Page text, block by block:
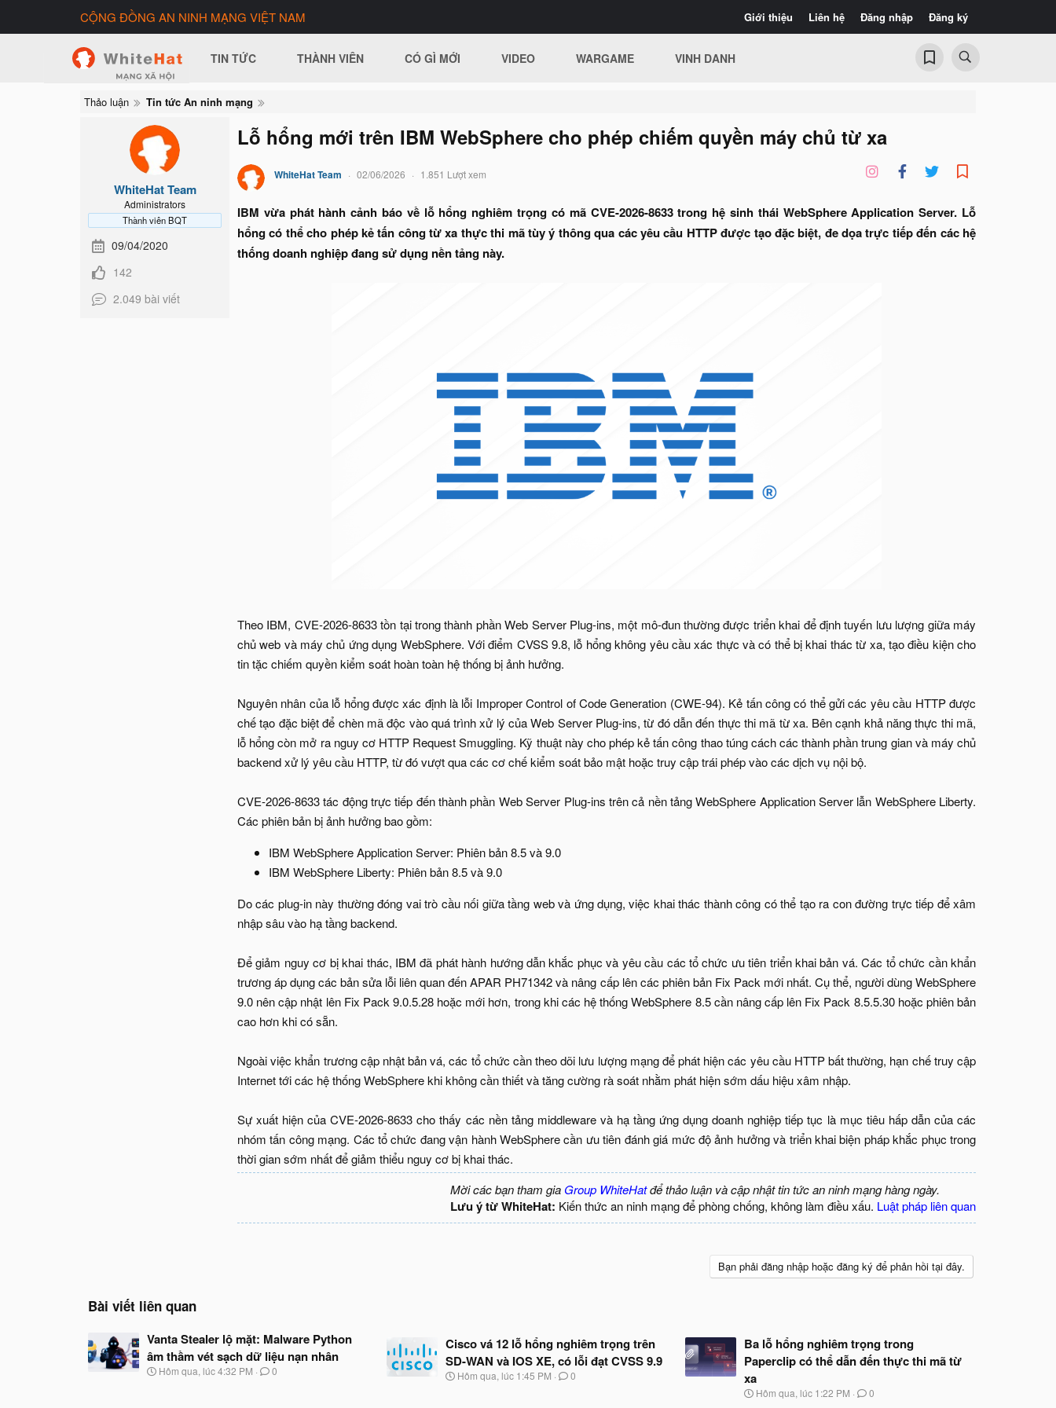
Giới thiệu Liên hệ Đăng nhập Đăng ký
CỘNG ĐỒNG AN NINH MẠNG VIỆT NAM
TIN TỨC THÀNH VIÊN CÓ GÌ MỚI VIDEO WARGAME VINH DANH
Thảo luận Tin tức An ninh mạng
WhiteHat Team
Administrators
Thành viên BQT
09/04/2020
142
2.049 bài viết
Lỗ hổng mới trên IBM WebSphere cho phép chiếm quyền máy chủ từ xa
WhiteHat Team 02/06/2026 1.851 Lượt xem
IBM vừa phát hành cảnh báo về lỗ hổng nghiêm trọng có mã CVE-2026-8633 trong hệ sinh thái WebSphere Application Server. Lỗ
hổng có thể cho phép kẻ tấn công từ xa thực thi mã tùy ý thông qua các yêu cầu HTTP được tạo đặc biệt, đe dọa trực tiếp đến các hệ
thống doanh nghiệp đang sử dụng nền tảng này.
Theo IBM, CVE-2026-8633 tồn tại trong thành phần Web Server Plug-ins, một mô-đun thường được triển khai để định tuyến lưu lượng giữa máy
chủ web và máy chủ ứng dụng WebSphere. Với điểm CVSS 9.8, lỗ hổng không yêu cầu xác thực và có thể bị khai thác từ xa, tạo điều kiện cho
tin tặc chiếm quyền kiểm soát hoàn toàn hệ thống bị ảnh hưởng.
Nguyên nhân của lỗ hổng được xác định là lỗi Improper Control of Code Generation (CWE-94). Kẻ tấn công có thể gửi các yêu cầu HTTP được
chế tạo đặc biệt để chèn mã độc vào quá trình xử lý của Web Server Plug-ins, từ đó dẫn đến thực thi mã từ xa. Bên cạnh khả năng thực thi mã,
lỗ hổng còn mở ra nguy cơ HTTP Request Smuggling. Kỹ thuật này cho phép kẻ tấn công thao túng cách các thành phần trung gian và máy chủ
backend xử lý yêu cầu HTTP, từ đó vượt qua các cơ chế kiểm soát bảo mật hoặc truy cập trái phép vào các dịch vụ nội bộ.
CVE-2026-8633 tác động trực tiếp đến thành phần Web Server Plug-ins trên cả nền tảng WebSphere Application Server lẫn WebSphere Liberty.
Các phiên bản bị ảnh hưởng bao gồm:​
IBM WebSphere Application Server: Phiên bản 8.5 và 9.0​
IBM WebSphere Liberty: Phiên bản 8.5 và 9.0​
Do các plug-in này thường đóng vai trò cầu nối giữa tầng web và ứng dụng, việc khai thác thành công có thể tạo ra con đường trực tiếp để xâm
nhập sâu vào hạ tầng backend.
Để giảm nguy cơ bị khai thác, IBM đã phát hành hướng dẫn khắc phục và yêu cầu các tổ chức ưu tiên triển khai bản vá. Các tổ chức cần khẩn
trương áp dụng các bản sửa lỗi liên quan đến APAR PH71342 và nâng cấp lên các phiên bản Fix Pack mới nhất. Cụ thể, người dùng WebSphere
9.0 nên cập nhật lên Fix Pack 9.0.5.28 hoặc mới hơn, trong khi các hệ thống WebSphere 8.5 cần nâng cấp lên Fix Pack 8.5.5.30 hoặc phiên bản
cao hơn khi có sẵn.
Ngoài việc khẩn trương cập nhật bản vá, các tổ chức cần theo dõi lưu lượng mạng để phát hiện các yêu cầu HTTP bất thường, hạn chế truy cập
Internet tới các hệ thống WebSphere khi không cần thiết và tăng cường rà soát nhằm phát hiện sớm dấu hiệu xâm nhập.
Sự xuất hiện của CVE-2026-8633 cho thấy các nền tảng middleware và hạ tầng ứng dụng doanh nghiệp tiếp tục là mục tiêu hấp dẫn của các
nhóm tấn công mạng. Các tổ chức đang vận hành WebSphere cần ưu tiên đánh giá mức độ ảnh hưởng và triển khai biện pháp khắc phục trong
thời gian sớm nhất để giảm thiểu nguy cơ bị khai thác.​
Mời các bạn tham gia Group WhiteHatđể thảo luận và cập nhật tin tức an ninh mạng hàng ngày.
Lưu ý từ WhiteHat: Kiến thức an ninh mạng để phòng chống, không làm điều xấu. Luật pháp liên quan
Bạn phải đăng nhập hoặc đăng ký để phản hồi tại đây.
Bài viết liên quan
Vanta Stealer lộ mặt: Malware Python
âm thầm vét sạch dữ liệu nạn nhân
N
Hôm qua, lúc 4:32 PM 0
Cisco vá 12 lỗ hổng nghiêm trọng trên
SD-WAN và IOS XE, có lỗi đạt CVSS 9.9
N
Hôm qua, lúc 1:45 PM 0
Ba lỗ hổng nghiêm trọng trong
Paperclip có thể dẫn đến thực thi mã từ
xa
N
Hôm qua, lúc 1:22 PM 0